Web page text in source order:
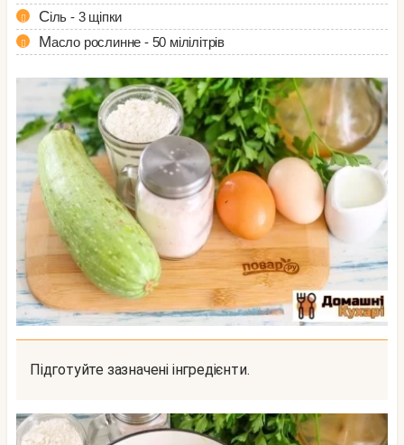
Сіль - 3 щіпки
Масло рослинне - 50 мілілітрів
Підготуйте зазначені інгредієнти.